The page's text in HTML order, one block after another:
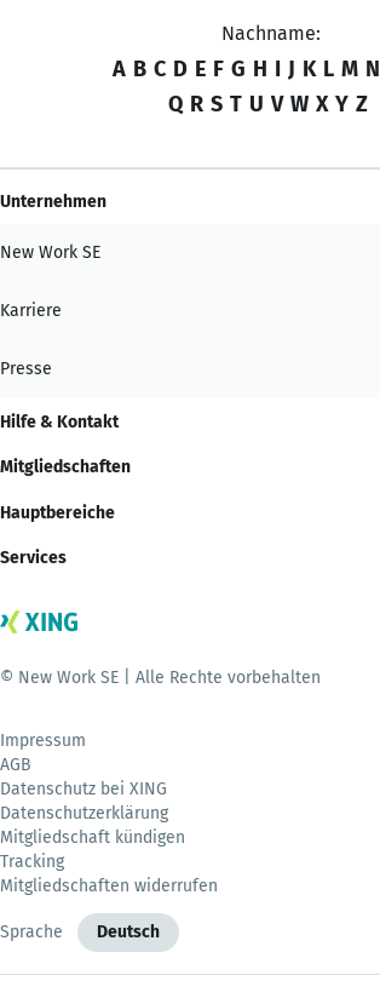
Nachname:
A B C D E F G H I J K L M N
Q R S T U V W X Y Z
Unternehmen
New Work SE
Karriere
Presse
Hilfe & Kontakt
Mitgliedschaften
Hauptbereiche
Services
© New Work SE | Alle Rechte vorbehalten
Impressum
AGB
Datenschutz bei XING
Datenschutzerklärung
Mitgliedschaft kündigen
Tracking
Mitgliedschaften widerrufen
Sprache Deutsch